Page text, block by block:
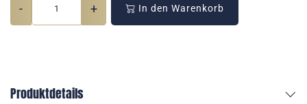
- + In den Warenkorb
Produktdetails